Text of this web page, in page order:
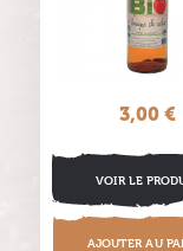
Prix
3,00 €
VOIR LE
AJOUTER AU